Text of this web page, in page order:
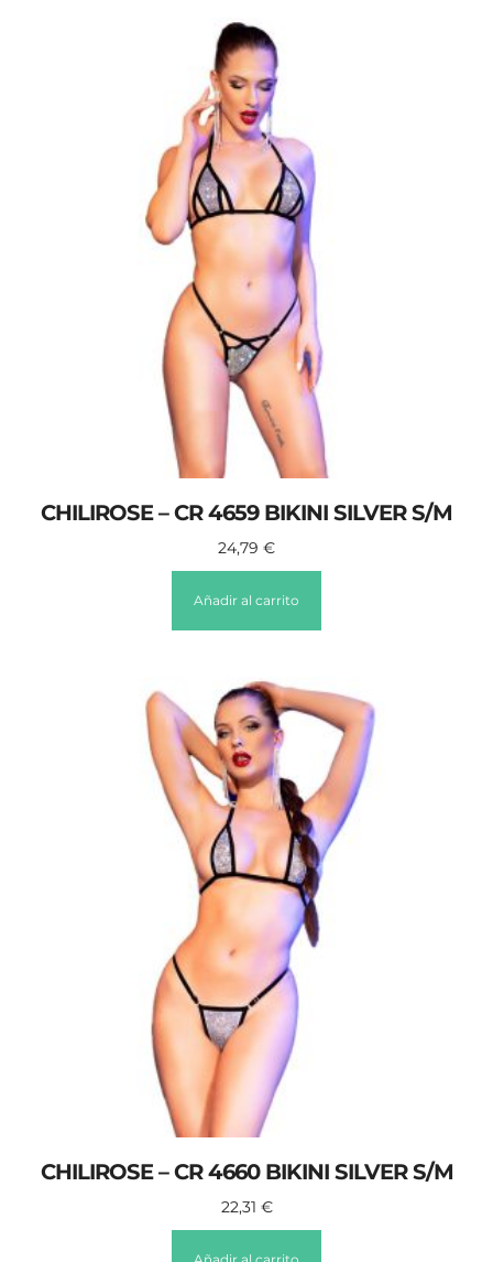
CHILIROSE – CR 4659 BIKINI SILVER S/M
24,79 €
Añadir al carrito
CHILIROSE – CR 4660 BIKINI SILVER S/M
22,31 €